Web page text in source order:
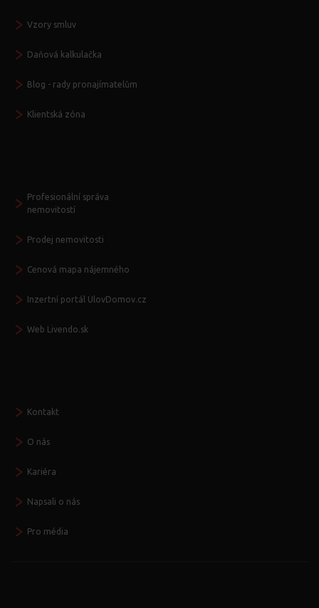
Vzory smluv
Daňová kalkulačka
Blog - rady pronajímatelům
Klientská zóna
Profesionální správa
nemovitostí
Prodej nemovitosti
Cenová mapa nájemného
Inzertní portál UlovDomov.cz
Web Livendo.sk
Kontakt
O nás
Kariéra
Napsali o nás
Pro média